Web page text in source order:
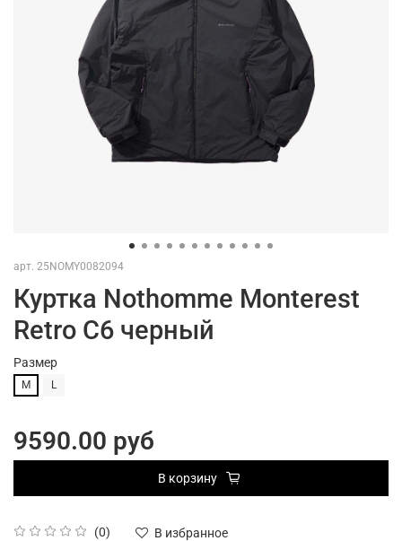
арт. 25NOMY0082094
Куртка Nothomme Monterest
Retro C6 черный
(0) В избранное
Размер
M L
9590.00 руб
В корзину